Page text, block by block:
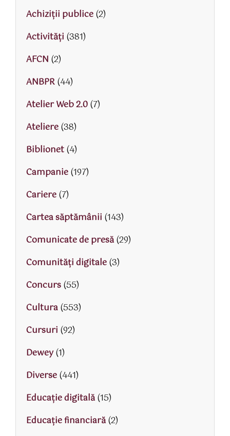
Achiziții publice(2)
Activităţi (381)
AFCN (2)
ANBPR(44)
Atelier Web 2.0(7)
Ateliere(38)
Biblionet(4)
Campanie(197)
Cariere(7)
Cartea săptămânii (143)
Comunicate de presă(29)
Comunități digitale(3)
Concurs(55)
Cultura(553)
Cursuri (92)
Dewey(1)
Diverse(441)
Educaţie digitală(15)
Educaţie financiară(2)